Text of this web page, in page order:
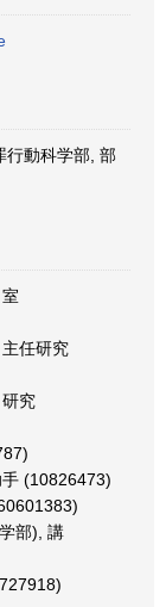
行動科学部, 部
任研究
究
(10826473)
部), 講